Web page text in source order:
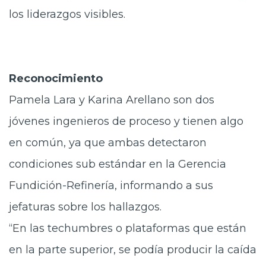
los liderazgos visibles.
Reconocimiento
Pamela Lara y Karina Arellano son dos
jóvenes ingenieros de proceso y tienen algo
en común, ya que ambas detectaron
condiciones sub estándar en la Gerencia
Fundición-Refinería, informando a sus
jefaturas sobre los hallazgos.
“En las techumbres o plataformas que están
en la parte superior, se podía producir la caída